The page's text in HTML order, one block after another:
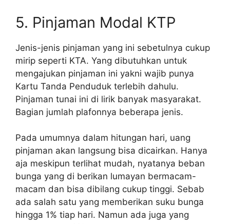
5. Pinjaman Modal KTP
Jenis-jenis pinjaman yang ini sebetulnya cukup
mirip seperti KTA. Yang dibutuhkan untuk
mengajukan pinjaman ini yakni wajib punya
Kartu Tanda Penduduk terlebih dahulu.
Pinjaman tunai ini di lirik banyak masyarakat.
Bagian jumlah plafonnya beberapa jenis.
Pada umumnya dalam hitungan hari, uang
pinjaman akan langsung bisa dicairkan. Hanya
aja meskipun terlihat mudah, nyatanya beban
bunga yang di berikan lumayan bermacam-
macam dan bisa dibilang cukup tinggi. Sebab
ada salah satu yang memberikan suku bunga
hingga 1% tiap hari. Namun ada juga yang